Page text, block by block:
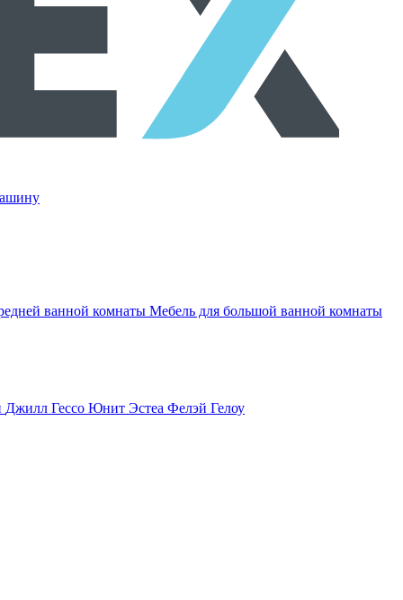
ванной комнаты Мебель для большой ванной комнаты
Джилл Гессо Юнит Эстеа Фелэй Гелоу